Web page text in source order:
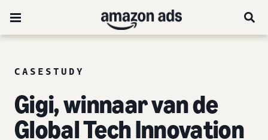
CASESTUDY
Gigi, winnaar van de
Global Tech Innovation